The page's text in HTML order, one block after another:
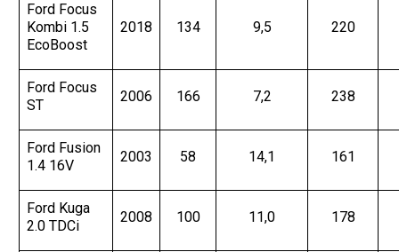
Ford Focus
Kombi 1.5
EcoBoost
2018 134 9,5 220
Ford Focus
ST
2006 166 7,2 238
Ford Fusion
1.4 16V
2003 58 14,1 161
Ford Kuga
2.0 TDCi
2008 100 11,0 178